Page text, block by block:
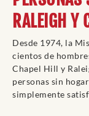
RALEIGH Y
Desde 1974, la
cientos de
Chapel Hill y
personas sin
simplemente